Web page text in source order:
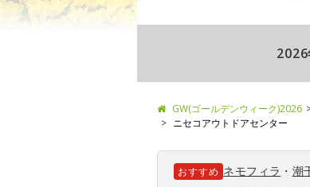
GW(ゴールデンウィーク)2026
ニセコアウトドアセンター
おすすめ ネモフィラ ・ 潮